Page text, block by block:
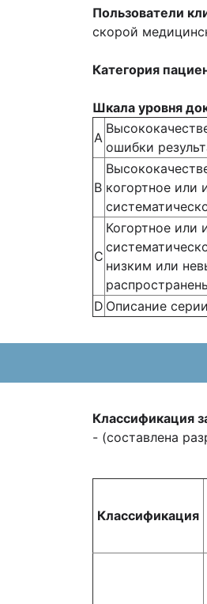
Пользователи
скорой
Категория
Шкала уровня
А
ошибки
В когортное или
С
Когортное или
низким или
D Описание
Классификация
- (составлена
Классификация